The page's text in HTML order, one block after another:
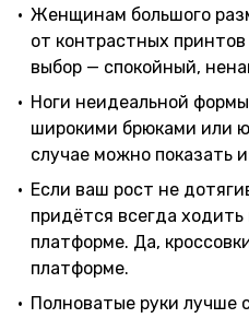
Женщинам большого
от контрастных
выбор — спокойный,
Ноги неидеальной
широкими брюками или
случае можно показать
Если ваш рост не
придётся всегда ходить
платформе. Да,
платформе.
Полноватые руки лучше